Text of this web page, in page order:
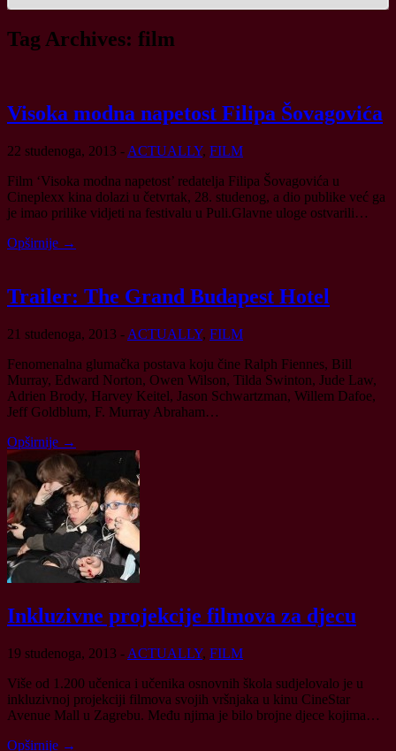
Tag Archives: film
Visoka modna napetost Filipa Šovagovića
22 studenoga, 2013 - ACTUALLY, FILM
Film ‘Visoka modna napetost’ redatelja Filipa Šovagovića u
Cineplexx kina dolazi u četvrtak, 28. studenog, a dio publike već ga
je imao prilike vidjeti na festivalu u Puli.Glavne uloge ostvarili…
Opširnije →
Trailer: The Grand Budapest Hotel
21 studenoga, 2013 - ACTUALLY, FILM
Fenomenalna glumačka postava koju čine Ralph Fiennes, Bill
Murray, Edward Norton, Owen Wilson, Tilda Swinton, Jude Law,
Adrien Brody, Harvey Keitel, Jason Schwartzman, Willem Dafoe,
Jeff Gol­dblum, F. Murray Abraham…
Opširnije →
Inkluzivne projekcije filmova za djecu
19 studenoga, 2013 - ACTUALLY, FILM
Više od 1.200 učenica i učenika osnovnih škola sudjelovalo je u
inkluzivnoj projekciji filmova svojih vršnjaka u kinu CineStar
Avenue Mall u Zagrebu. Među njima je bilo brojne djece kojima…
Opširnije →